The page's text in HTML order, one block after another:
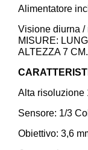
Alimentatore
Visione diurna /
MISURE:
ALTEZZA 7
Alta risoluzione
Sensore: 1/3
Obiettivo: 3,6